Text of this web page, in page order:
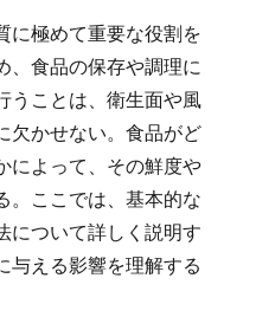
に極めて重要な役割を
、食品の保存や調理に
うことは、衛生面や風
欠かせない。食品がど
によって、その鮮度や
。ここでは、基本的な
について詳しく説明す
与える影響を理解する